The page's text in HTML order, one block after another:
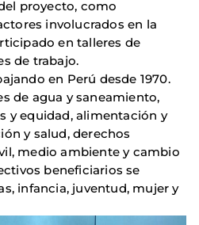
proyecto, como
involucrados en la
en talleres de
de trabajo.
en Perú desde 1970.
de agua y saneamiento,
y equidad, alimentación y
y salud, derechos
medio ambiente y cambio
beneficiarios se
infancia, juventud, mujer y